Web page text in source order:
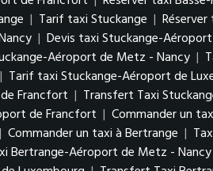
| Tarif taxi Stuckange |
| Devis taxi Stuckange-
Aéroport de Metz - Nancy |
| Tarif taxi Stuckange-Aéroport de
Francfort | Transfert Taxi
de Francfort | Commander un
| Commander un taxi à Bertrange |
Bertrange-Aéroport de Metz - Nancy